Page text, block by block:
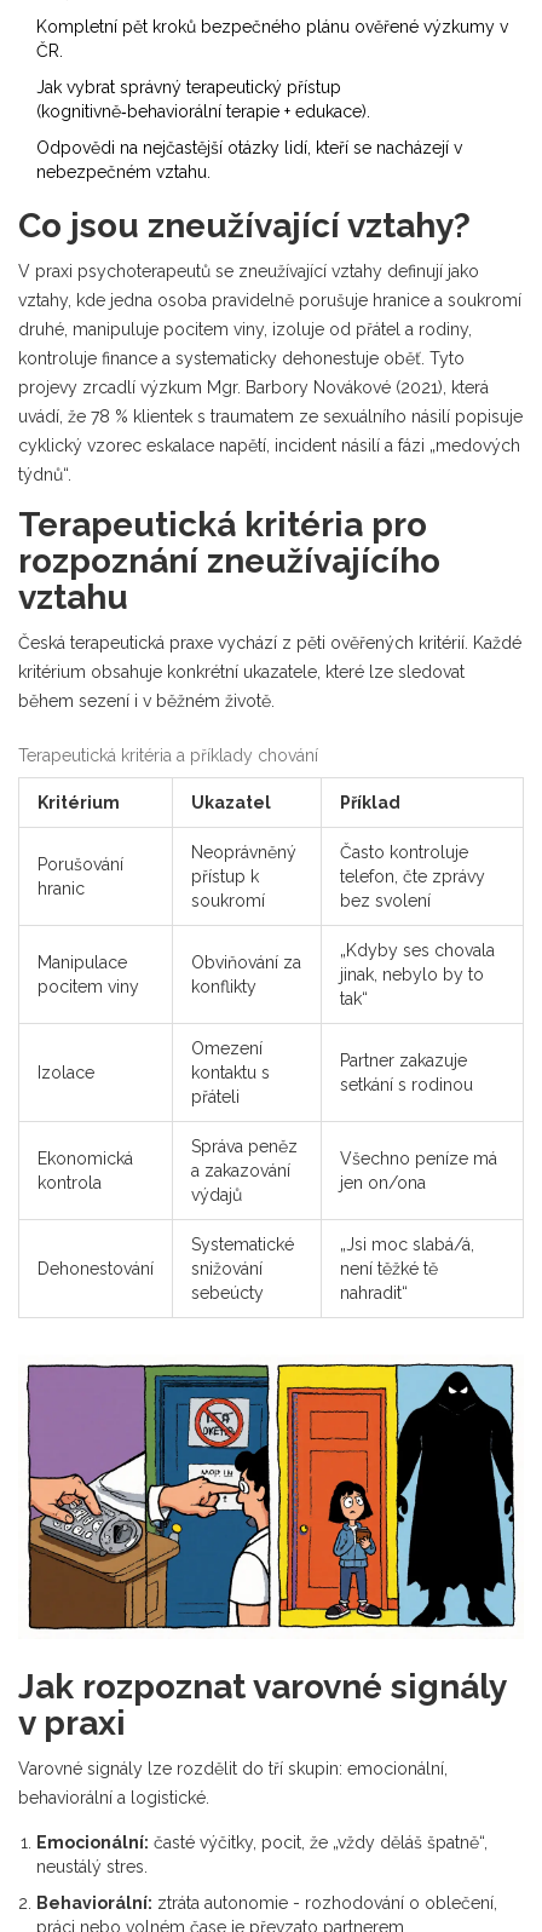
Kompletní pět kroků bezpečného plánu ověřené výzkumy v
ČR.
Jak vybrat správný terapeutický přístup
(kognitivně‑behaviorální terapie + edukace).
Odpovědi na nejčastější otázky lidí, kteří se nacházejí v
nebezpečném vztahu.
Co jsou zneužívající vztahy?
V praxi psychoterapeutů se zneužívající vztahy definují jako
vztahy, kde jedna osoba pravidelně porušuje hranice a soukromí
druhé, manipuluje pocitem viny, izoluje od přátel a rodiny,
kontroluje finance a systematicky dehonestuje oběť. Tyto
projevy zrcadlí výzkum Mgr. Barbory Novákové (2021), která
uvádí, že 78 % klientek s traumatem ze sexuálního násilí popisuje
cyklický vzorec eskalace napětí, incident násilí a fázi „medových
týdnů“.
Terapeutická kritéria pro
rozpoznání zneužívajícího
vztahu
Česká terapeutická praxe vychází z pěti ověřených kritérií. Každé
kritérium obsahuje konkrétní ukazatele, které lze sledovat
během sezení i v běžném životě.
Terapeutická kritéria a příklady chování
Kritérium Ukazatel Příklad
Porušování
hranic
Neoprávněný
přístup k
soukromí
Často kontroluje
telefon, čte zprávy
bez svolení
Manipulace
pocitem viny
Obviňování za
konflikty
„Kdyby ses chovala
jinak, nebylo by to
tak“
Izolace
Omezení
kontaktu s
přáteli
Partner zakazuje
setkání s rodinou
Ekonomická
kontrola
Správa peněz
a zakazování
výdajů
Všechno peníze má
jen on/ona
Dehonestování
Systematické
snižování
sebeúcty
„Jsi moc slabá/á,
není těžké tě
nahradit“
Jak rozpoznat varovné signály
v praxi
Varovné signály lze rozdělit do tří skupin: emocionální,
behaviorální a logistické.
Emocionální: časté výčitky, pocit, že „vždy děláš špatně“,
neustálý stres.
Behaviorální: ztráta autonomie - rozhodování o oblečení,
práci nebo volném čase je převzato partnerem.